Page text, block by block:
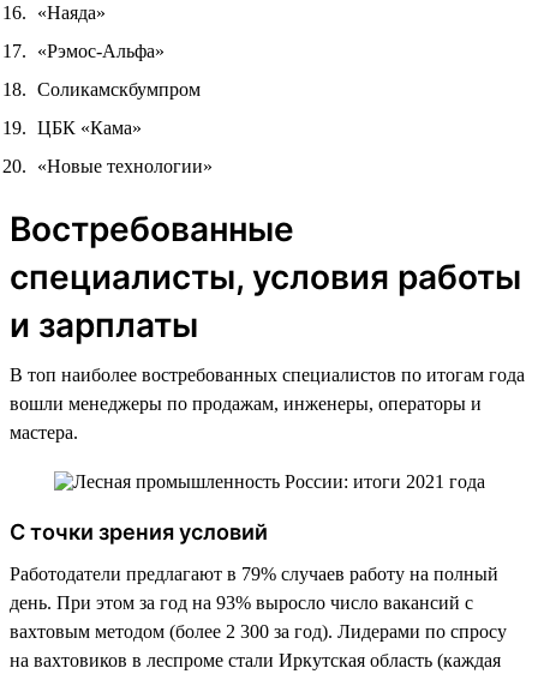
«Наяда»
«Рэмос-Альфа»
Соликамскбумпром
ЦБК «Кама»
«Новые технологии»
Востребованные
специалисты, условия работы
и зарплаты
В топ наиболее востребованных специалистов по итогам года
вошли менеджеры по продажам, инженеры, операторы и
мастера.
С точки зрения условий
Работодатели предлагают в 79% случаев работу на полный
день. При этом за год на 93% выросло число вакансий с
вахтовым методом (более 2 300 за год). Лидерами по спросу
на вахтовиков в леспроме стали Иркутская область (каждая